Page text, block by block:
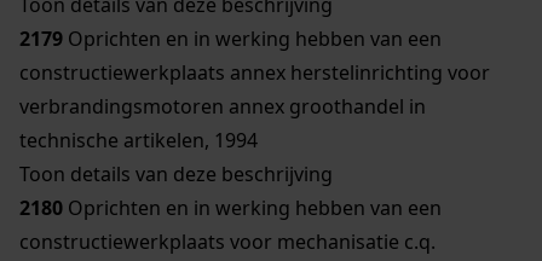
2179 Oprichten en in werking hebben van een
constructiewerkplaats annex herstelinrichting voor
verbrandingsmotoren annex groothandel in
technische artikelen, 1994
Toon details van deze beschrijving
2180 Oprichten en in werking hebben van een
constructiewerkplaats voor mechanisatie c.q.